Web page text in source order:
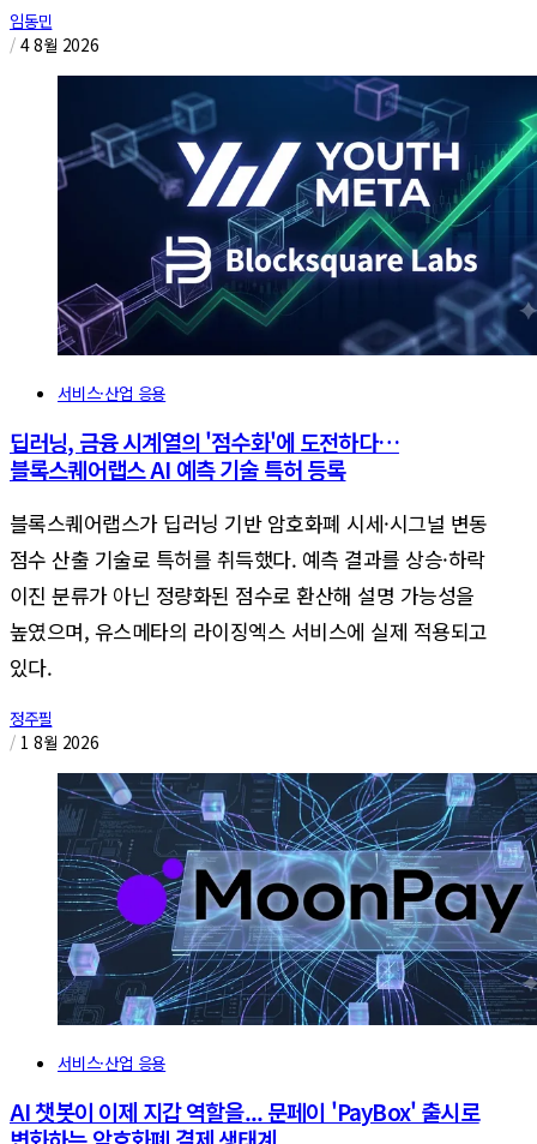
임동민
/ 4 8월 2026
서비스·산업 응용
딥러닝, 금융 시계열의 '점수화'에 도전하다…
블록스퀘어랩스 AI 예측 기술 특허 등록
블록스퀘어랩스가 딥러닝 기반 암호화폐 시세·시그널 변동
점수 산출 기술로 특허를 취득했다. 예측 결과를 상승·하락
이진 분류가 아닌 정량화된 점수로 환산해 설명 가능성을
높였으며, 유스메타의 라이징엑스 서비스에 실제 적용되고
있다.
정주필
/ 1 8월 2026
서비스·산업 응용
AI 챗봇이 이제 지갑 역할을... 문페이 'PayBox' 출시로